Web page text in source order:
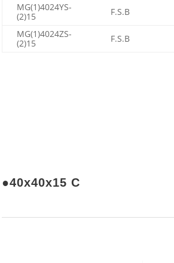
MG(1)4024YS-
(2)15
F.S.B
MG(1)4024ZS-
(2)15
F.S.B
●40x40x15 C